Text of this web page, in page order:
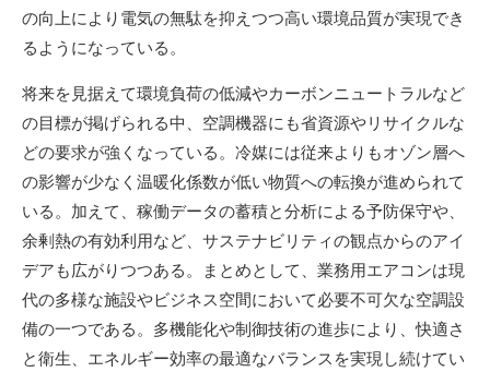
の向上により電気の無駄を抑えつつ高い環境品質が実現でき
るようになっている。
将来を見据えて環境負荷の低減やカーボンニュートラルなど
の目標が掲げられる中、空調機器にも省資源やリサイクルな
どの要求が強くなっている。冷媒には従来よりもオゾン層へ
の影響が少なく温暖化係数が低い物質への転換が進められて
いる。加えて、稼働データの蓄積と分析による予防保守や、
余剰熱の有効利用など、サステナビリティの観点からのアイ
デアも広がりつつある。まとめとして、業務用エアコンは現
代の多様な施設やビジネス空間において必要不可欠な空調設
備の一つである。多機能化や制御技術の進歩により、快適さ
と衛生、エネルギー効率の最適なバランスを実現し続けてい